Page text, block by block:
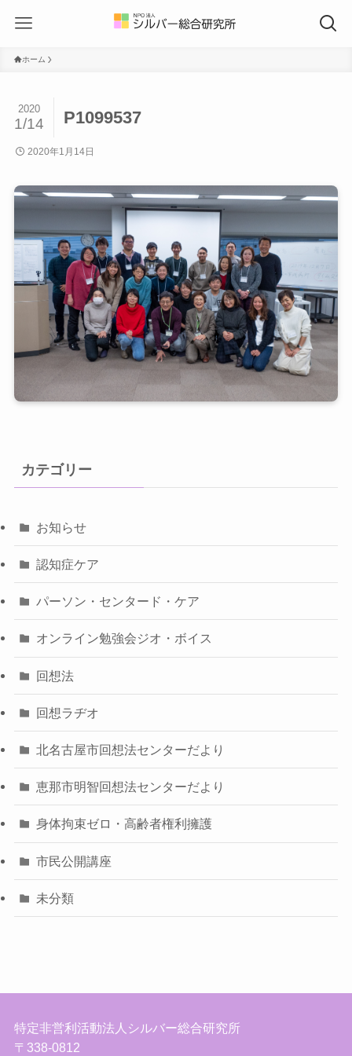
ホーム
P1099537
2020
1/14
2020年1月14日
カテゴリー
お知らせ
認知症ケア
パーソン・センタード・ケア
オンライン勉強会ジオ・ボイス
回想法
回想ラヂオ
北名古屋市回想法センターだより
恵那市明智回想法センターだより
身体拘束ゼロ・高齢者権利擁護
市民公開講座
未分類
特定非営利活動法人シルバー総合研究所
〒338-0812